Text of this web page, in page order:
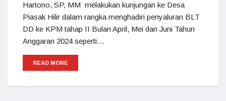
Hartono, SP, MM melakukan kunjungan ke Desa
Piasak Hilir dalam rangka menghadiri penyaluran BLT
DD ke KPM tahap II Bulan April, Mei dan Juni Tahun
Anggaran 2024 seperti…
READ MORE